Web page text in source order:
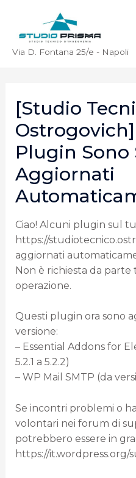
Via D. Fontana 25/e - Napoli
[Studio
Plugin Sono
Aggiornati
Ciao! Alcuni plugin sul
https://
aggiornati
Non è richiesta da parte
operazione.
Questi plugin ora sono
versione:
– Essential Addons for
5.2.1 a 5.2.2)
– WP Mail SMTP (da
Se incontri problemi o
volontari nei forum di
potrebbero essere in
https://